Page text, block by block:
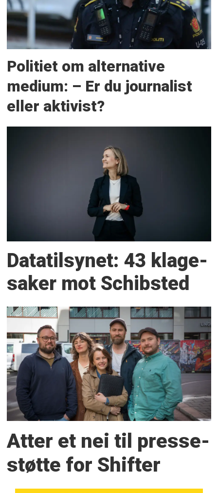
Politiet om alternative
medium: – Er du journalist
eller aktivist?
Datatilsynet: 43 klage­
saker mot Schibsted
Atter et nei til presse­
støtte for Shifter